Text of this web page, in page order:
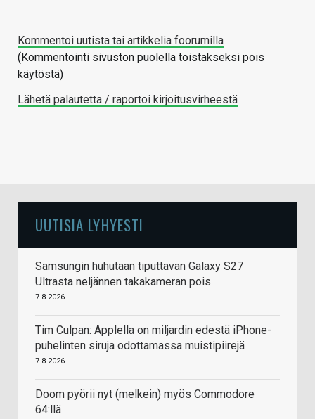
Kommentoi uutista tai artikkelia foorumilla
(Kommentointi sivuston puolella toistakseksi pois
käytöstä)
Lähetä palautetta / raportoi kirjoitusvirheestä
UUTISIA LYHYESTI
Samsungin huhutaan tiputtavan Galaxy S27
Ultrasta neljännen takakameran pois
7.8.2026
Tim Culpan: Applella on miljardin edestä iPhone-
puhelinten siruja odottamassa muistipiirejä
7.8.2026
Doom pyörii nyt (melkein) myös Commodore
64:llä